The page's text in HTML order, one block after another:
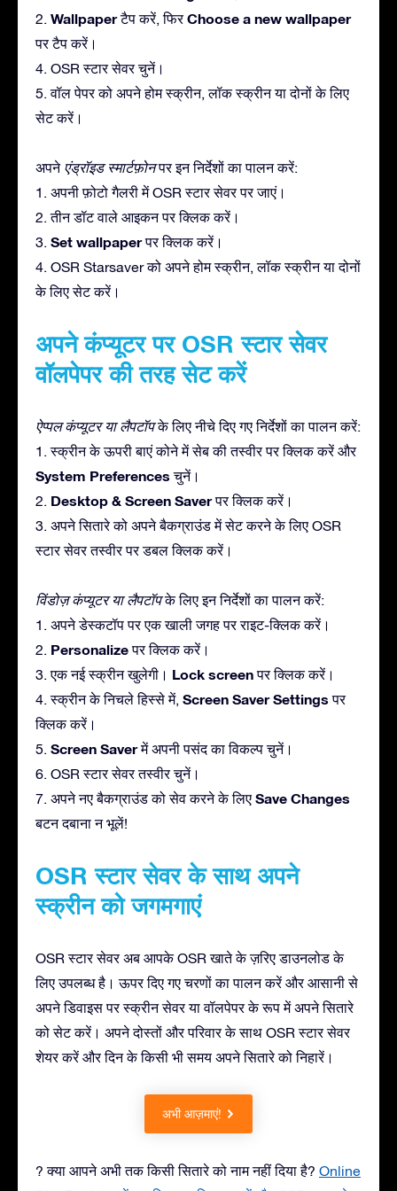
2. Wallpaperटैप करें, फिरChoose a new wallpaper
पर टैप करें।
4. OSR स्टार सेवर चुनें।
5. वॉल पेपर को अपने होम स्क्रीन, लॉक स्क्रीन या दोनों के लिए
सेट करें।
अपने एंड्रॉइड स्मार्टफ़ोनपर इन निर्देशों का पालन करें:
1. अपनी फ़ोटो गैलरी में OSR स्टार सेवर पर जाएं।
2. तीन डॉट वाले आइकन पर क्लिक करें।
3. Set wallpaperपर क्लिक करें।
4. OSR Starsaver को अपने होम स्क्रीन, लॉक स्क्रीन या दोनों
के लिए सेट करें।
अपने कंप्यूटर पर OSR स्टार सेवर
वॉलपेपर की तरह सेट करें
ऐप्पल कंप्यूटर या लैपटॉपके लिए नीचे दिए गए निर्देशों का पालन करें:
1. स्क्रीन के ऊपरी बाएं कोने में सेब की तस्वीर पर क्लिक करें और
System Preferences चुनें।
2. Desktop & Screen Saverपर क्लिक करें।
3. अपने सितारे को अपने बैकग्राउंड में सेट करने के लिए OSR
स्टार सेवर तस्वीर पर डबल क्लिक करें।
विंडोज़ कंप्यूटर या लैपटॉपके लिए इन निर्देशों का पालन करें:
1. अपने डेस्कटॉप पर एक खाली जगह पर राइट-क्लिक करें।
2. Personalizeपर क्लिक करें।
3. एक नई स्क्रीन खुलेगी। Lock screenपर क्लिक करें।
4. स्क्रीन के निचले हिस्से में, Screen Saver Settings पर
क्लिक करें।
5. Screen Saverमें अपनी पसंद का विकल्प चुनें।
6. OSR स्टार सेवर तस्वीर चुनें।
7. अपने नए बैकग्राउंड को सेव करने के लिए Save Changes
बटन दबाना न भूलें!
OSR स्टार सेवर के साथ अपने
स्क्रीन को जगमगाएं
OSR स्टार सेवर अब आपके OSR खाते के ज़रिए डाउनलोड के
लिए उपलब्ध है। ऊपर दिए गए चरणों का पालन करें और आसानी से
अपने डिवाइस पर स्क्रीन सेवर या वॉलपेपर के रूप में अपने सितारे
को सेट करें। अपने दोस्तों और परिवार के साथ OSR स्टार सेवर
शेयर करें और दिन के किसी भी समय अपने सितारे को निहारें।
अभी आज़माएं!
? क्या आपने अभी तक किसी सितारे को नाम नहीं दिया है? Online